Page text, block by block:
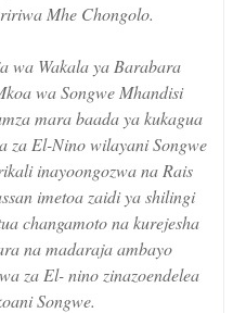
Mhe Chongolo.
wa Wakala ya Barabara
wa Songwe Mhandisi
mara baada ya kukagua
za El-Nino wilayani Songwe
inayoongozwa na Rais
imetoa zaidi ya shilingi
changamoto na kurejesha
na madaraja ambayo
za El- nino zinazoendelea
Songwe.